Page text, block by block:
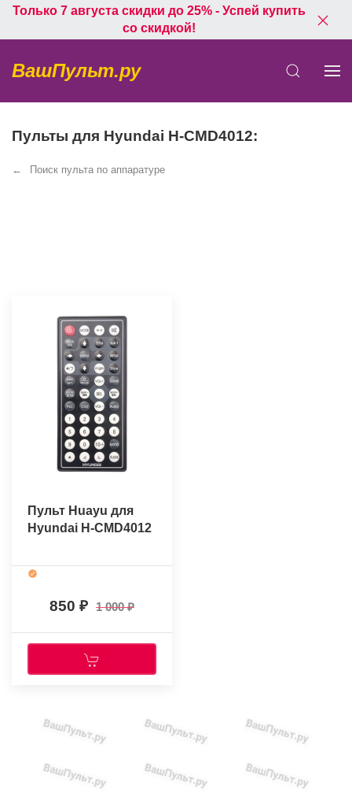
Только 7 августа скидки до 25% - Успей купить
со скидкой!
ВашПульт.ру
Пульты для Hyundai H-CMD4012:
Поиск пульта по аппаратуре
Пульт Huayu для
Hyundai H-CMD4012
850 1 000